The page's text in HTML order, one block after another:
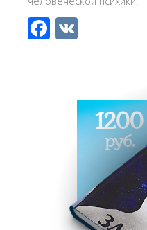
Facebook
1200
руб.